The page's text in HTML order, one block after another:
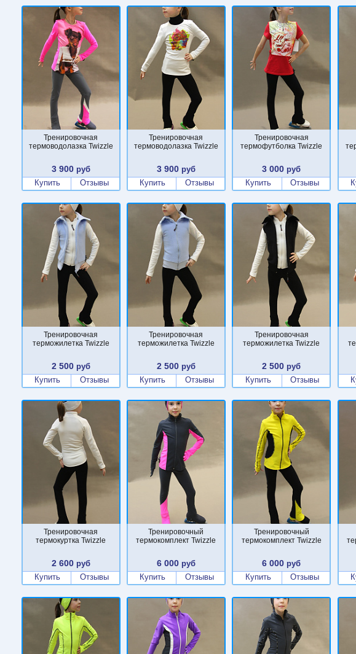
Тренировочная
термоводолазка Twizzle
3 900руб
Купить
Отзывы
Тренировочная
термоводолазка Twizzle
3 900руб
Купить
Отзывы
Тренировочная
термофутболка Twizzle
3 000 руб
Купить
Отзывы
Тренировочная
терможилетка Twizzle
2 500руб
Купить
Отзывы
Тренировочная
терможилетка Twizzle
2 500руб
Купить
Отзывы
Тренировочная
терможилетка Twizzle
2 500 руб
Купить
Отзывы
Тренировочная
термокуртка Twizzle
2 600руб
Купить
Отзывы
Тренировочный
термокомплект Twizzle
6 000руб
Купить
Отзывы
Тренировочный
термокомплект Twizzle
6 000 руб
Купить
Отзывы